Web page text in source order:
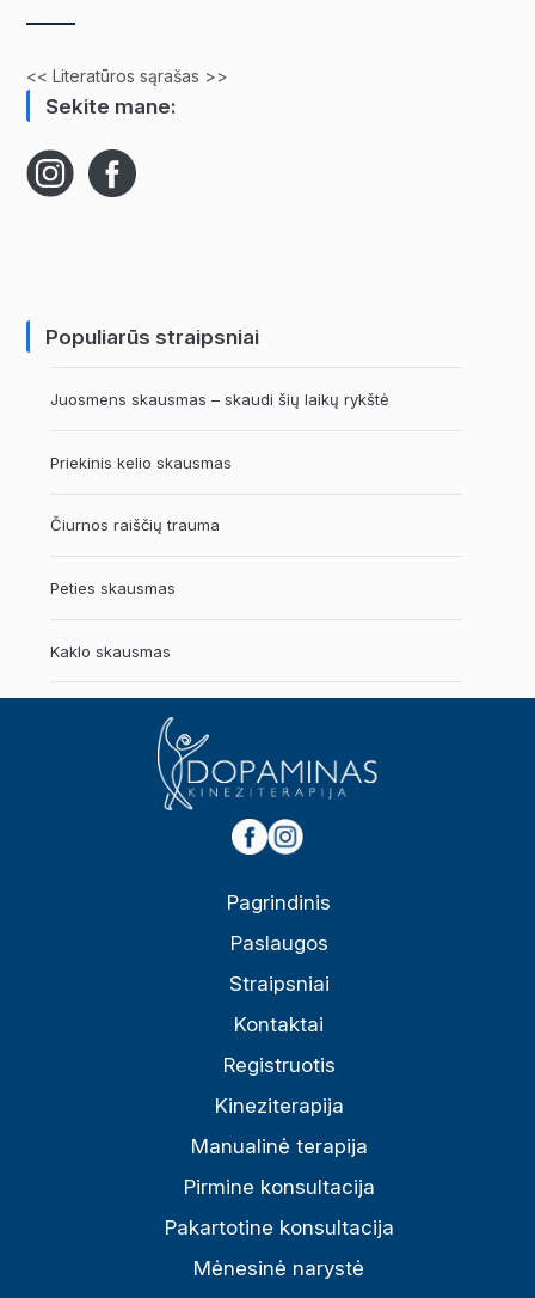
<< Literatūros sąrašas >>
Sekite mane:
Populiarūs straipsniai
Juosmens skausmas – skaudi šių laikų rykštė
Priekinis kelio skausmas
Čiurnos raiščių trauma
Peties skausmas
Kaklo skausmas
Pagrindinis
Paslaugos
Straipsniai
Kontaktai
Registruotis
Kineziterapija
Manualinė terapija
Pirmine konsultacija
Pakartotine konsultacija
Mėnesinė narystė